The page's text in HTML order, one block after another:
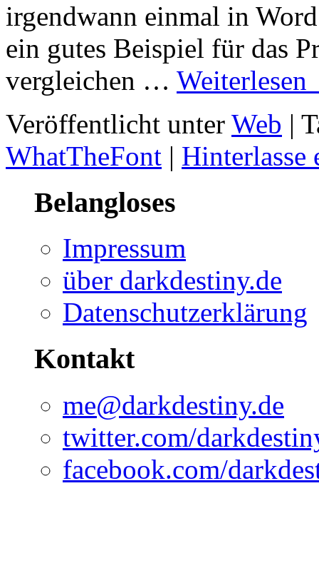
irgendwann einmal in
ein gutes Beispiel für das
vergleichen … Weiterlesen
Veröffentlicht unter Web |
WhatTheFont | Hinterlasse
Belangloses
Impressum
über darkdestiny.de
Datenschutzerklärung
Kontakt
me@darkdestiny.de
twitter.com/
facebook.com/